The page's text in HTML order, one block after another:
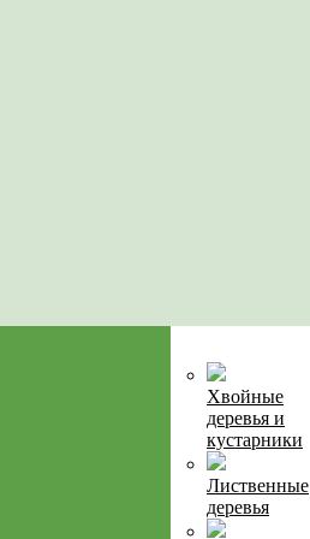
Хвойные
деревья и
кустарники
Лиственные
деревья